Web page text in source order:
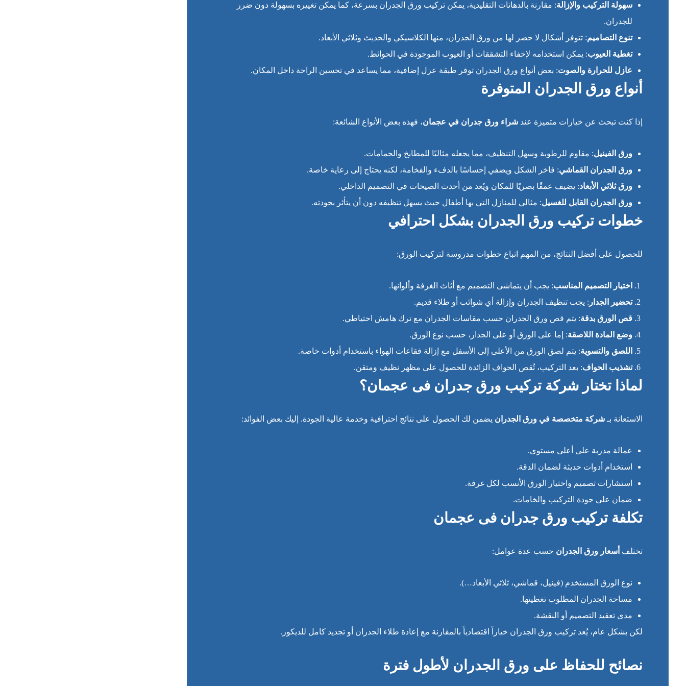
سهولة التركيب والإزالة: مقارنة بالدهانات التقليدية، يمكن تركيب ورق الجدران بسرعة، كما يمكن تغييره بسهولة دون ضرر
للجدران.
تنوع التصاميم: تتوفر أشكال لا حصر لها من ورق الجدران، منها الكلاسيكي والحديث وثلاثي الأبعاد.
تغطية العيوب: يمكن استخدامه لإخفاء التشققات أو العيوب الموجودة في الحوائط.
عازل للحرارة والصوت: بعض أنواع ورق الجدران توفر طبقة عزل إضافية، مما يساعد في تحسين الراحة داخل المكان.
أنواع ورق الجدران المتوفرة
إذا كنت تبحث عن خيارات متميزة عند شراء ورق جدران في عجمان، فهذه بعض الأنواع الشائعة:
ورق الفينيل: مقاوم للرطوبة وسهل التنظيف، مما يجعله مثاليًا للمطابخ والحمامات.
ورق الجدران القماشي: فاخر الشكل ويضفي إحساسًا بالدفء والفخامة، لكنه يحتاج إلى رعاية خاصة.
ورق ثلاثي الأبعاد: يضيف عمقًا بصريًا للمكان ويُعد من أحدث الصيحات في التصميم الداخلي.
ورق الجدران القابل للغسيل: مثالي للمنازل التي بها أطفال حيث يسهل تنظيفه دون أن يتأثر بجودته.
خطوات تركيب ورق الجدران بشكل احترافي
للحصول على أفضل النتائج، من المهم اتباع خطوات مدروسة لتركيب الورق:
اختيار التصميم المناسب: يجب أن يتماشى التصميم مع أثاث الغرفة وألوانها.
تحضير الجدار : يجب تنظيف الجدران وإزالة أي شوائب أو طلاء قديم.
قص الورق بدقة: يتم قص ورق الجدران حسب مقاسات الجدران مع ترك هامش احتياطي.
وضع المادة اللاصقة: إما على الورق أو على الجدار، حسب نوع الورق.
اللصق والتسوية: يتم لصق الورق من الأعلى إلى الأسفل مع إزالة فقاعات الهواء باستخدام أدوات خاصة.
تشذيب الحواف: بعد التركيب، تُقص الحواف الزائدة للحصول على مظهر نظيف ومتقن.
لماذا تختار شركة تركيب ورق جدران فى عجمان؟
الاستعانة بـ شركة متخصصة في ورق الجدران يضمن لك الحصول على نتائج احترافية وخدمة عالية الجودة. إليك بعض الفوائد:
عمالة مدربة على أعلى مستوى.
استخدام أدوات حديثة لضمان الدقة.
استشارات تصميم واختيار الورق الأنسب لكل غرفة.
ضمان على جودة التركيب والخامات.
تكلفة تركيب ورق جدران فى عجمان
تختلف أسعار ورق الجدران حسب عدة عوامل:
نوع الورق المستخدم (فينيل، قماشي، ثلاثي الأبعاد…).
مساحة الجدران المطلوب تغطيتها.
مدى تعقيد التصميم أو النقشة.
لكن بشكل عام، يُعد تركيب ورق الجدران خياراً اقتصادياً بالمقارنة مع إعادة طلاء الجدران أو تجديد كامل للديكور.
نصائح للحفاظ على ورق الجدران لأطول فترة